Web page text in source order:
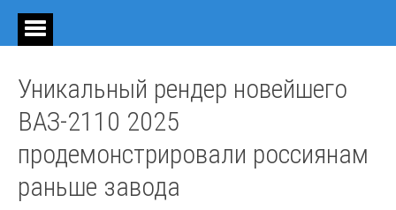
Уникальный рендер новейшего
ВАЗ-2110 2025
продемонстрировали россиянам
раньше завода